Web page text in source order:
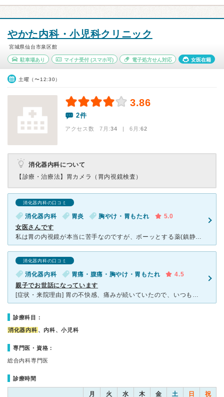
やかた内科・小児科クリニック
宮城県仙台市泉区館
駐車場あり マイナ受付(スマホ可) 電子処方せん対応 女医在籍
土曜（〜12:30）
3.86
2件
アクセス数 7月:34 | 6月:62
消化器内科について
【診療・治療法】 胃カメラ（胃内視鏡検査）
消化器内科の口コミ
消化器内科 胃炎 胸やけ・胃もたれ
5.0
女医さんです
私は胃の内視鏡が本当に苦手なのですが、ボーッとする薬(鎮静剤？)を最初に注射してくれてスムーズに検査出来ました。 他院では薬を射っても嘔吐反射が出るし、経鼻内視鏡すらだめだったのですが、一度もオエっ
消化器内科の口コミ
消化器内科 胃痛・腹痛・胸やけ・胃もたれ
4.5
親子でお世話になっています
[症状・来院理由] 胃の不快感、痛みが続いていたので、いつも診てもらっているこちらの病院に行きました。 [医師の診断・治療法] 胃の動きが悪いのかもということで、薬を処方してもらい、後日予約をし
診療科目：
消化器内科 、内科、小児科
専門医・資格：
総合内科専門医
診療時間
月 火 水 木 金 土 日 祝